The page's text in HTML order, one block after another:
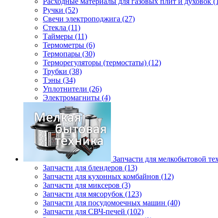
Ручки (52)
Свечи электроподжига (27)
Стекла (11)
Таймеры (11)
Термометры (6)
Термопары (30)
Терморегуляторы (термостаты) (12)
Трубки (38)
Тэны (34)
Уплотнители (26)
Электромагниты (4)
Запчасти для мелкобытовой
Запчасти для блендеров (13)
Запчасти для кухонных комбайнов (12)
Запчасти для миксеров (3)
Запчасти для мясорубок (123)
Запчасти для посудомоечных машин (40)
Запчасти для СВЧ-печей (102)